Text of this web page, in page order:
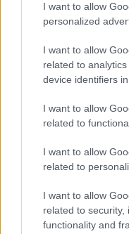
I want to allow
personalized
I want to allow
related to
device identifiers in
I want to allow
related to
I want to allow
related to
I want to allow
related to security,
functionality and
Energia femminile:
power
Matteo Pellegrino · 6 Ago 2026